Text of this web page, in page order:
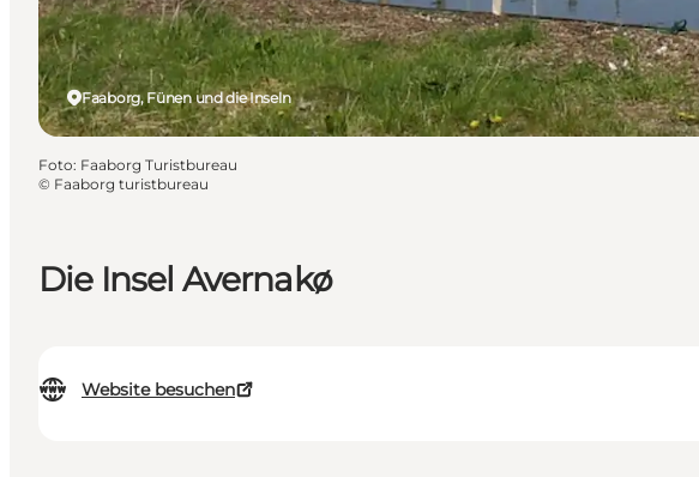
Die Insel Avernakø
Website besuchen
Faaborg, Fünen und die Inseln
Foto: Faaborg Turistbureau
© Faaborg turistbureau